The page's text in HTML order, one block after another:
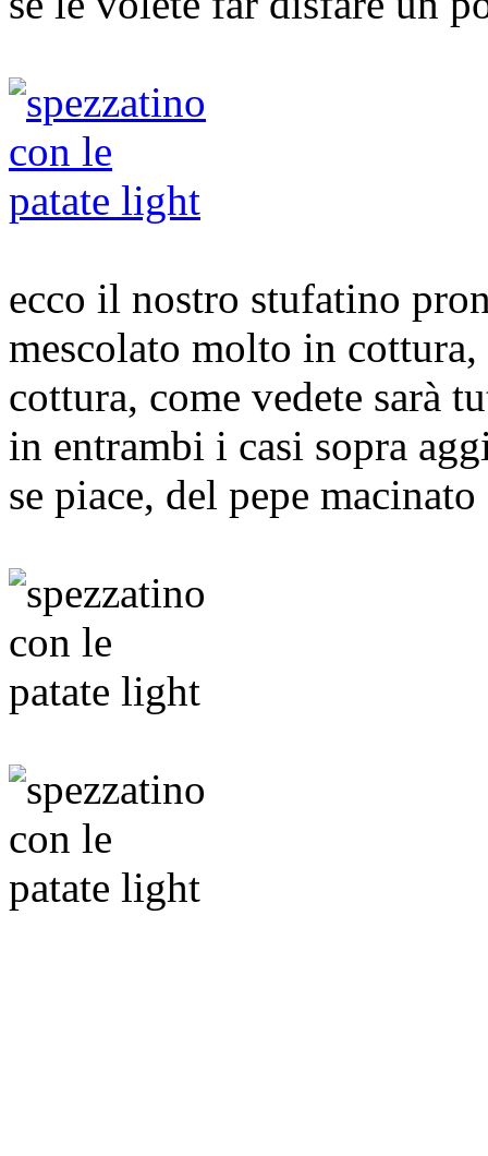
ecco il nostro stufatino
mescolato molto in
cottura, come vedete sarà
in entrambi i casi sopra
se piace, del pepe